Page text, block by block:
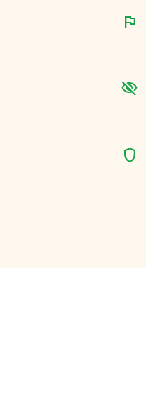
flag
visibility_off
shield